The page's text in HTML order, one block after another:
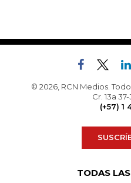
© 2026, RCN Medios.
Cr. 13a
(+57) 1
TODAS